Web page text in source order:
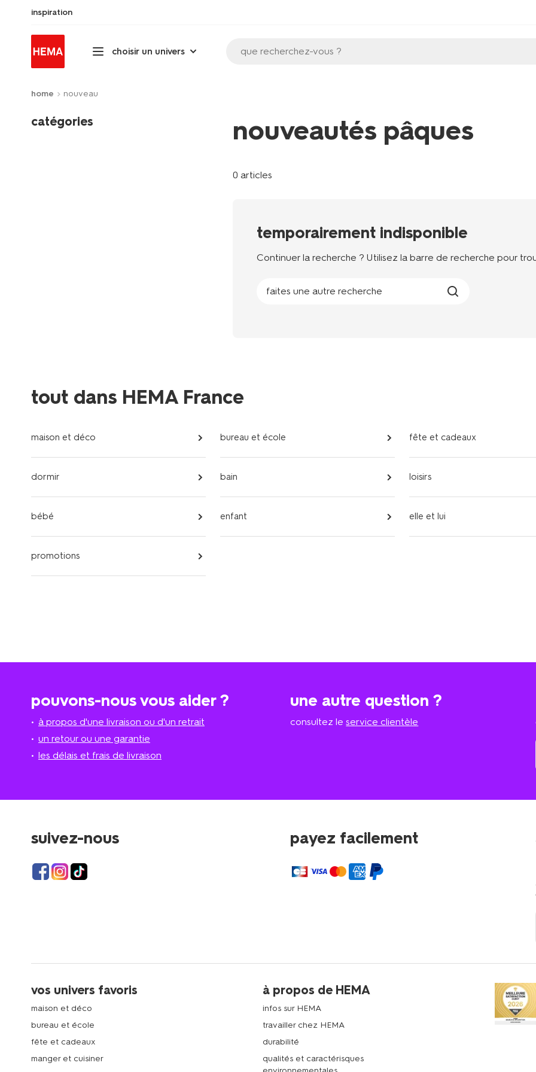
inspiration
choisir un univers que recherchez-vous ?
home nouveau
catégories nouveautés pâques
0 articles
temporairement indisponible
Continuer la recherche ? Utilisez la barre de recherche pour
faites une autre recherche
tout dans HEMA France
maison et déco bureau et école fête et cadeaux
dormir bain loisirs
bébé enfant elle et lui
promotions
pouvons-nous vous aider ?
à propos d'une livraison ou d'un retrait
un retour ou une garantie
les délais et frais de livraison
une autre question ?
consultez leservice clientèle
suivez-nous payez facilement
vos univers favoris
maison et déco
bureau et école
fête et cadeaux
manger et cuisiner
à propos de HEMA
infos sur HEMA
travailler chez HEMA
durabilité
qualités et caractérisques